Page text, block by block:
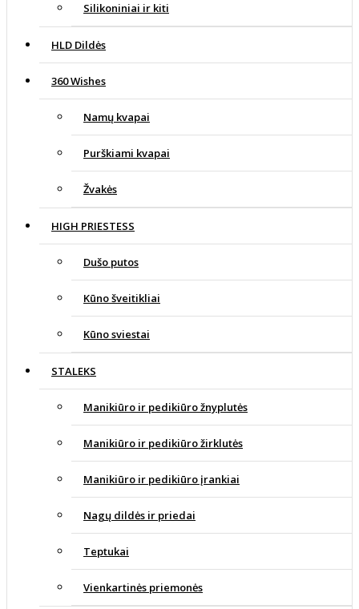
Silikoniniai ir kiti
HLD Dildės
360 Wishes
Namų kvapai
Purškiami kvapai
Žvakės
HIGH PRIESTESS
Dušo putos
Kūno šveitikliai
Kūno sviestai
STALEKS
Manikiūro ir pedikiūro žnyplutės
Manikiūro ir pedikiūro žirklutės
Manikiūro ir pedikiūro įrankiai
Nagų dildės ir priedai
Teptukai
Vienkartinės priemonės